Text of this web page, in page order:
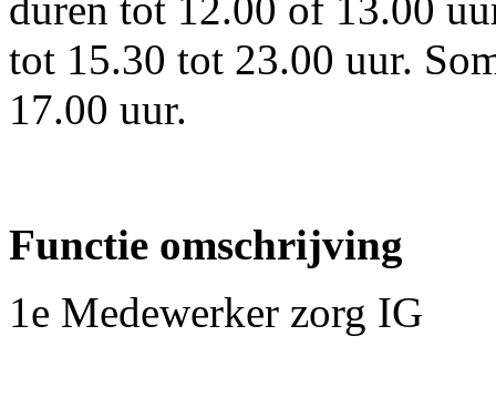
tot 15.30 tot 23.00 uur.
17.00 uur.
Functie omschrijving
1e Medewerker zorg IG